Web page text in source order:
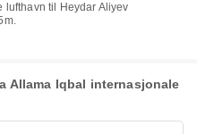
Allama Iqbal internasjonale